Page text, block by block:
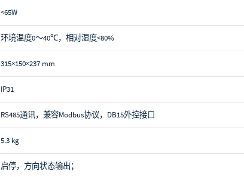
<65W
环境温度0～40℃，相对湿度<80%
315×150×237 mm
IP31
RS485通讯，兼容Modbus协议，DB15外控接口
5.3 kg
启停，方向状态输出；